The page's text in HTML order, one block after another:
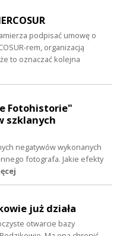
podpisać umowę o
rem, organizacją
to oznaczać kolejna
Fotohistorie"
szklanych
negatywów wykonanych
fotografa. Jakie efekty
już działa
otwarcie bazy